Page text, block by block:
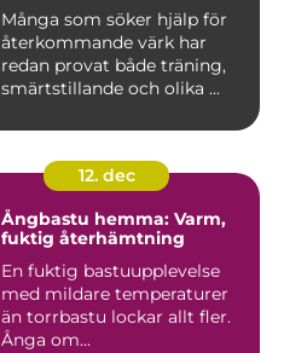
Många som söker hjälp för
återkommande värk har
redan provat både träning,
smärtstillande och olika ...
12. dec
Ångbastu hemma: Varm,
fuktig återhämtning
En fuktig bastuupplevelse
med mildare temperaturer
än torrbastu lockar allt fler.
Ånga om...